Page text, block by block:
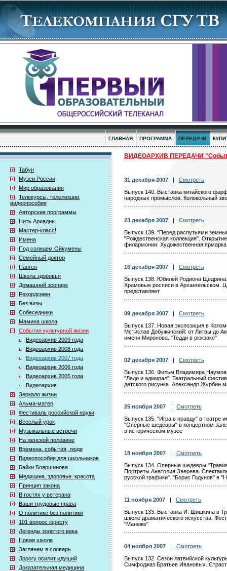
ГЛАВНАЯ ПРОГРАММА ПЕРЕДАЧИ
Табун
Музеи России
Мир образования
Телекурсы, телелекции,
видеопособия
Авторские программы
Нить Ариадны
Мастер-класс!
Имена
Под солнцем Ойкумены
Семейный доктор
Пангея
Школа здоровья
Домашний зоопарк
Рекордсмен
Без визы
Собеседники
Мамина школа
События культурной жизни
Видеоархив 2009 года
Видеоархив 2008 года
Видеоархив 2007 года
Видеоархив 2006 года
Видеоархив 2005 года
Видеоархив
Зеркало жизни
Альма-матер
Фестиваль российской науки
Веселый урок
Музыкальные встречи
На женской половине
Времена, события, люди
Видеопособия для школьников
Байки Бояршинова
Медицина. здоровье. красота
Принцип закона
В гостях у ветерана
Ваши трудовые права
О политике без политики
101 вопрос юристу
Легенды золотого века
Новая школа
Заглянем в словарь
Дорогу осилит идущий
Доказательная медицина
ВИДЕОАРХИВ ПЕРЕДАЧИ
31 декабря 2007
Смотреть
Выпуск 140. Выставка китайского
народных промыслов. Колокольный
23 декабря 2007
Смотреть
Выпуск 139. "Перед распутьями
"Рождественская коллекция".
филармонии. Художественная
16 декабря 2007
Смотреть
Выпуск 138. Юбилей Родиона
Храмовые росписи в Архангельском.
представляет
09 декабря 2007
Смотреть
Выпуск 137. Новая экспозиция в
Мстислав Добужинский: от Литвы до
имени Миронова. "Тедди в рюкзаке"
02 декабря 2007
Смотреть
Выпуск 136. Фильм Владимира
"Леди и адмирал". Театральный
детского рисунка. Александр Журбин
25 ноября 2007
Смотреть
Выпуск 135. "Игра в правду" в театре
"Оперные шедевры" в концертном
в историческом музее
18 ноября 2007
Смотреть
Выпуск 134. Оперные шедевры
Портреты Анатолия Зверева.
русской графики". "Борис Годунов" в
11 ноября 2007
Смотреть
Выпуск 133. Выставка И. Шишкина в
школе драматического искусства.
"Манеже"
04 ноября 2007
Смотреть
Выпуск 132. Сезон латвийской
Симфоджаз Братьев Ивановых.